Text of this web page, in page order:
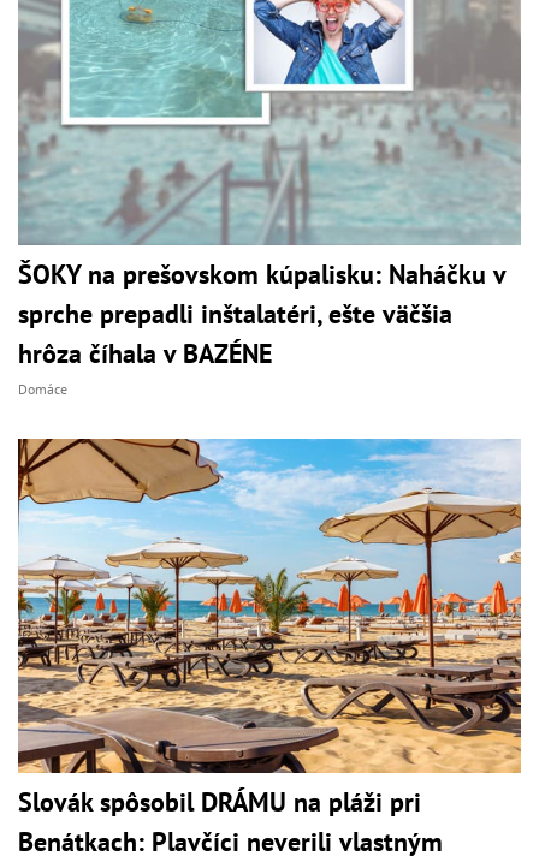
ŠOKY na prešovskom kúpalisku: Naháčku v
sprche prepadli inštalatéri, ešte väčšia
hrôza číhala v BAZÉNE
Domáce
Slovák spôsobil DRÁMU na pláži pri
Benátkach: Plavčíci neverili vlastným